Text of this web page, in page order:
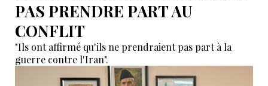
PAS PRENDRE PART AU
CONFLIT
"Ils ont affirmé qu'ils ne prendraient pas part à la
guerre contre l'Iran".